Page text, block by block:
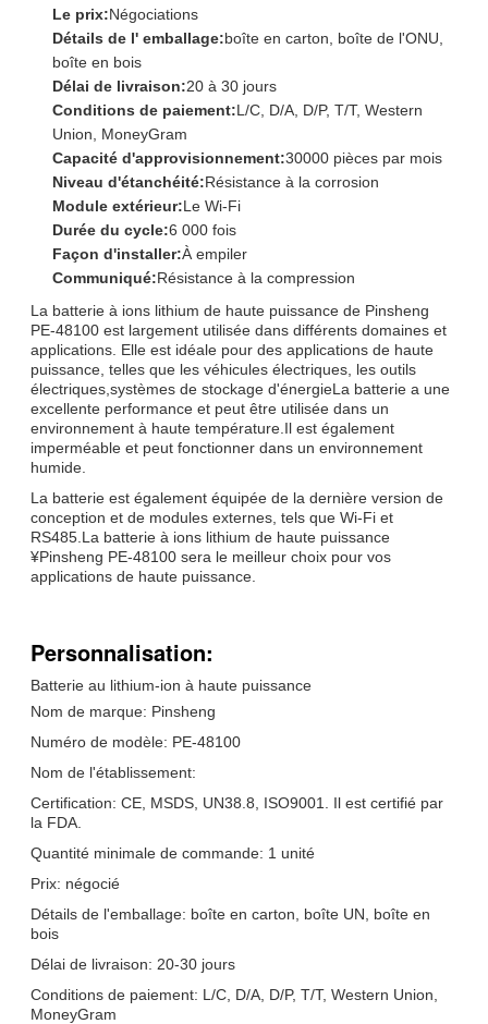
Le prix:Négociations
Détails de l' emballage:boîte en carton, boîte de l'ONU,
boîte en bois
Délai de livraison:20 à 30 jours
Conditions de paiement:L/C, D/A, D/P, T/T, Western
Union, MoneyGram
Capacité d'approvisionnement:30000 pièces par mois
Niveau d'étanchéité:Résistance à la corrosion
Module extérieur:Le Wi-Fi
Durée du cycle:6 000 fois
Façon d'installer:À empiler
Communiqué:Résistance à la compression
La batterie à ions lithium de haute puissance de Pinsheng
PE-48100 est largement utilisée dans différents domaines et
applications. Elle est idéale pour des applications de haute
puissance, telles que les véhicules électriques, les outils
électriques,systèmes de stockage d'énergieLa batterie a une
excellente performance et peut être utilisée dans un
environnement à haute température.Il est également
imperméable et peut fonctionner dans un environnement
humide.
La batterie est également équipée de la dernière version de
conception et de modules externes, tels que Wi-Fi et
RS485.La batterie à ions lithium de haute puissance
¥Pinsheng PE-48100 sera le meilleur choix pour vos
applications de haute puissance.
Personnalisation:
Batterie au lithium-ion à haute puissance
Nom de marque: Pinsheng
Numéro de modèle: PE-48100
Nom de l'établissement:
Certification: CE, MSDS, UN38.8, ISO9001. Il est certifié par
la FDA.
Quantité minimale de commande: 1 unité
Prix: négocié
Détails de l'emballage: boîte en carton, boîte UN, boîte en
bois
Délai de livraison: 20-30 jours
Conditions de paiement: L/C, D/A, D/P, T/T, Western Union,
MoneyGram